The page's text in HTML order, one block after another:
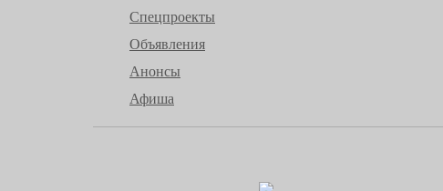
Спецпроекты
Объявления
Анонсы
Афиша